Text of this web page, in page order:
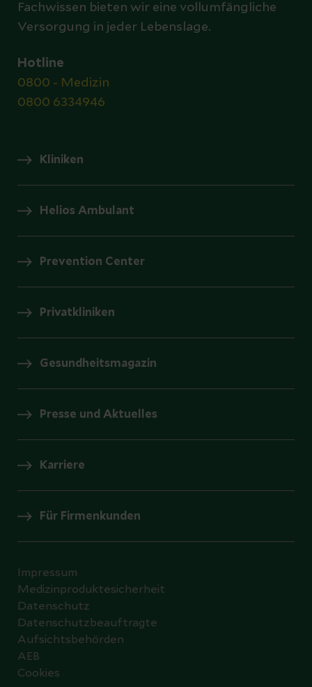
Fachwissen bieten wir eine vollumfängliche
Versorgung in jeder Lebenslage.
Hotline
0800 - Medizin
0800 6334946
Kliniken
Helios Ambulant
Prevention Center
Privatkliniken
Gesundheitsmagazin
Presse und Aktuelles
Karriere
Für Firmenkunden
Impressum
Medizinproduktesicherheit
Datenschutz
Datenschutzbeauftragte
Aufsichtsbehörden
AEB
Cookies